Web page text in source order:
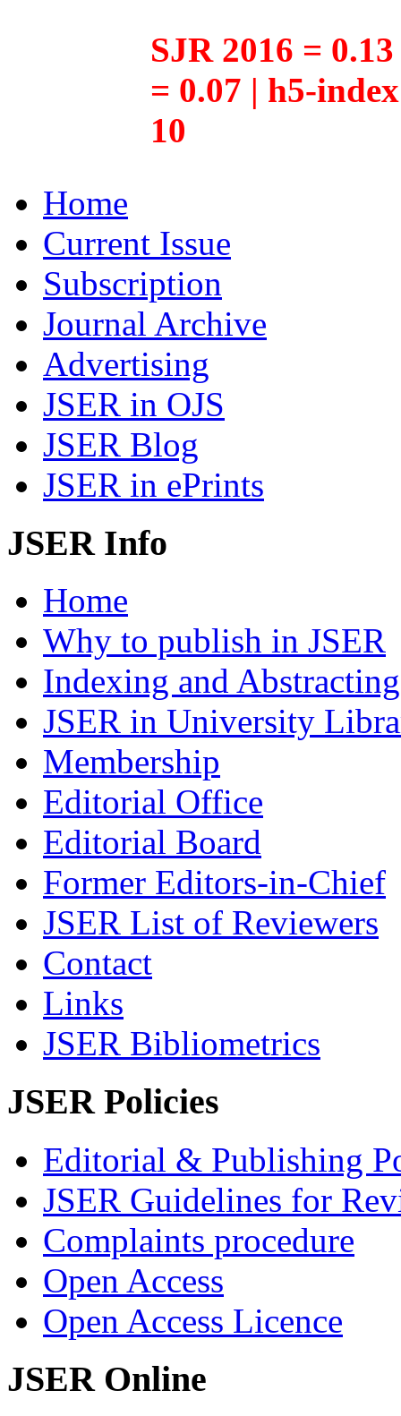
SJR 2016 =
= 0.07 | h5-
10
Home
Current Issue
Subscription
Journal Archive
Advertising
JSER in OJS
JSER Blog
JSER in ePrints
JSER Info
Home
Why to publish in JSER
Indexing and Abstracting
JSER in University
Membership
Editorial Office
Editorial Board
Former Editors-in-Chief
JSER List of Reviewers
Contact
Links
JSER Bibliometrics
JSER Policies
Editorial & Publishing
JSER Guidelines for
Complaints procedure
Open Access
Open Access Licence
JSER Online